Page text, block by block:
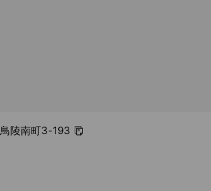
陵南町3-193